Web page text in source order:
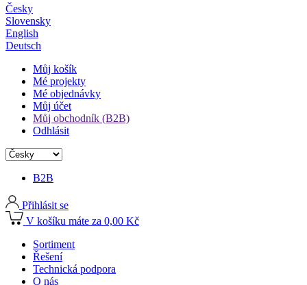
Česky
Slovensky
English
Deutsch
Můj košík
Mé projekty
Mé objednávky
Můj účet
Můj obchodník (B2B)
Odhlásit
B2B
Přihlásit se
V košíku máte za 0,00 Kč
Sortiment
Řešení
Technická podpora
O nás